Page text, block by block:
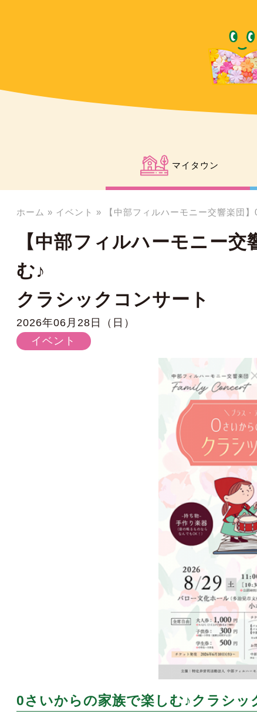
マイタウン
ホーム » イベント » 【中部フィルハーモニー交響楽団
【中部フィルハーモニー
む♪
クラシックコンサート
2026年06月28日（日）
イベント
0さいからの家族で楽しむ♪クラシッ